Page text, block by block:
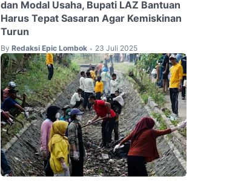
dan Modal Usaha, Bupati LAZ Bantuan
Harus Tepat Sasaran Agar Kemiskinan
Turun
By Redaksi Epic Lombok • 23 Juli 2025